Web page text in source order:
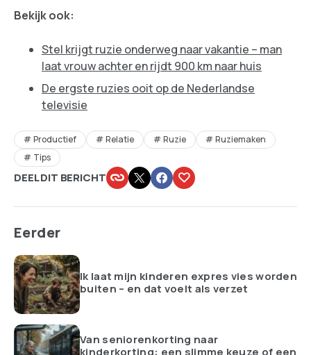
Bekijk ook:
Stel krijgt ruzie onderweg naar vakantie – man
laat vrouw achter en rijdt 900 km naar huis
De ergste ruzies ooit op de Nederlandse
televisie
Productief Relatie Ruzie
Ruziemaken
Tips
DEEL DIT BERICHT
Eerder
Ik laat mijn kinderen expres vies worden
buiten – en dat voelt als verzet
Van seniorenkorting naar
kinderkorting: een slimme keuze of een